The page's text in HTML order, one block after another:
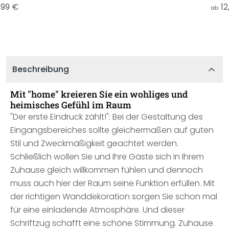
€
ab
Beschreibung
Mit "home" kreieren Sie ein wohliges und
heimisches Gefühl im Raum
"Der erste Eindruck zählt!": Bei der Gestaltung des
Eingangsbereiches sollte gleichermaßen auf guten
Stil und Zweckmäßigkeit geachtet werden.
Schließlich wollen Sie und Ihre Gäste sich in Ihrem
Zuhause gleich willkommen fühlen und dennoch
muss auch hier der Raum seine Funktion erfüllen. Mit
der richtigen Wanddekoration sorgen Sie schon mal
für eine einladende Atmosphäre. Und dieser
Schriftzug schafft eine schöne Stimmung. Zuhause